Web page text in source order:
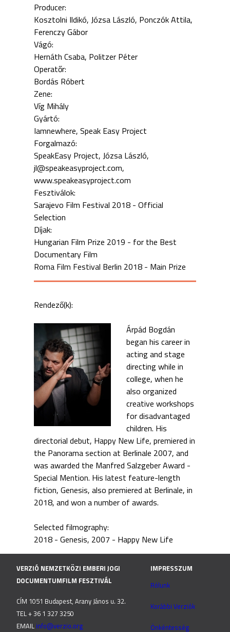
Producer:
Kosztolni Ildikó Józsa László Ponczók Attila
Ferenczy Gábor
Vágó:
Hernáth Csaba Politzer Péter
Operatőr:
Bordás Róbert
Zene:
Víg Mihály
Gyártó:
Iamnewhere, Speak Easy Project
Forgalmazó:
SpeakEasy Project, Józsa László,
jl@speakeasyproject.com,
www.speakeasyproject.com
Fesztiválok:
Sarajevo Film Festival 2018 - Official
Selection
Díjak:
Hungarian Film Prize 2019 - for the Best
Documentary Film
Roma Film Festival Berlin 2018 - Main Prize
Rendező(k):
Árpád Bogdán
began his career in
acting and stage
directing while in
college, when he
also organized
creative workshops
for disadvantaged
children. His
directorial debut, Happy New Life, premiered in
the Panorama section at Berlinale 2007, and
was awarded the Manfred Salzgeber Award -
Special Mention. His latest feature-length
fiction, Genesis, also premiered at Berlinale, in
2018, and won a number of awards.
Selected filmography:
2018 - Genesis 2007 - Happy New Life
VERZIÓ NEMZETKÖZI EMBERI JOGI
DOCUMENTUMFILM FESZTIVÁL
CÍM 1051 Budapest, Arany János u. 32.
TEL + 36 1 327 3250
EMAIL info@verzio.org
IMPRESSZUM
Rólunk
Korábbi Verziók
Önkéntesség